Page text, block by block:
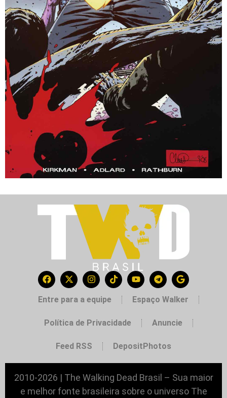
Entre para a equipe Espaço Walker
Política de Privacidade Anuncie
Feed RSS DepositPhotos
2010-2026 | The Walking Dead Brasil – Sua maior
e melhor fonte brasileira sobre o universo The